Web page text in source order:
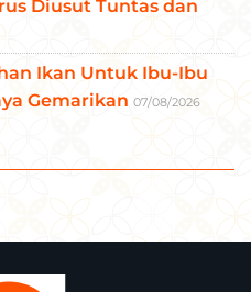
Diusut Tuntas dan
Ikan Untuk Ibu-Ibu
Gemarikan 07/08/2026